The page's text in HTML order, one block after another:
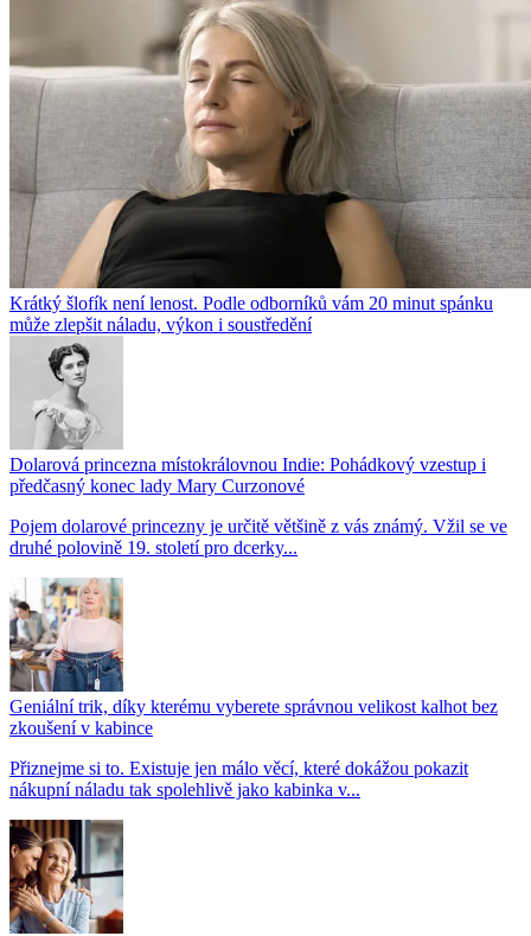
Krátký šlofík není lenost. Podle odborníků vám 20 minut spánku
může zlepšit náladu, výkon i soustředění
Dolarová princezna místokrálovnou Indie: Pohádkový vzestup i
předčasný konec lady Mary Curzonové
Pojem dolarové princezny je určitě většině z vás známý. Vžil se ve
druhé polovině 19. století pro dcerky...
Geniální trik, díky kterému vyberete správnou velikost kalhot bez
zkoušení v kabince
Přiznejme si to. Existuje jen málo věcí, které dokážou pokazit
nákupní náladu tak spolehlivě jako kabinka v...